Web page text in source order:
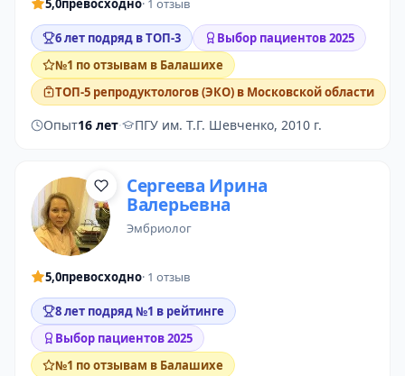
5,0превосходно· 1 отзыв
6 лет подряд в ТОП-3
Выбор пациентов 2025
№1 по отзывам в Балашихе
ТОП-5 репродуктологов (ЭКО) в Московской области
Опыт16 лет· ПГУ им. Т.Г. Шевченко, 2010 г.
Сергеева Ирина
Валерьевна
эмбриолог
5,0превосходно· 1 отзыв
8 лет подряд №1 в рейтинге
Выбор пациентов 2025
№1 по отзывам в Балашихе